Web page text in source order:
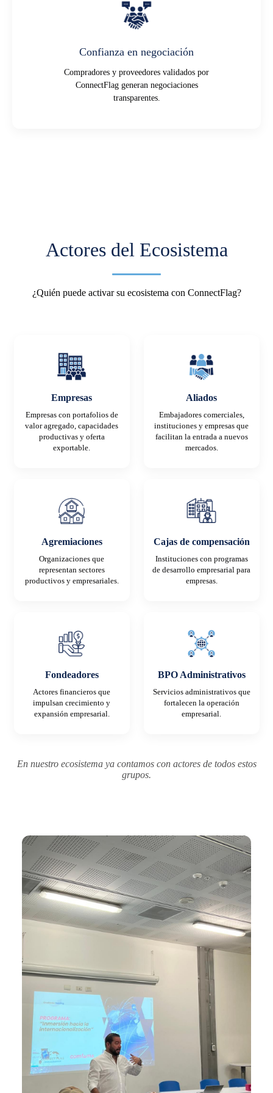
Confianza en negociación
Compradores y proveedores validados por
ConnectFlag generan negociaciones
transparentes.
Actores del Ecosistema
¿Quién puede activar su ecosistema con ConnectFlag?
Empresas
Empresas con portafolios de
valor agregado, capacidades
productivas y oferta
exportable.
Aliados
Embajadores comerciales,
instituciones y empresas que
facilitan la entrada a nuevos
mercados.
Agremiaciones
Organizaciones que
representan sectores
productivos y empresariales.
Cajas de compensación
Instituciones con programas
de desarrollo empresarial para
empresas.
Fondeadores
Actores financieros que
impulsan crecimiento y
expansión empresarial.
BPO Administrativos
Servicios administrativos que
fortalecen la operación
empresarial.
En nuestro ecosistema ya contamos con actores de todos estos
grupos.